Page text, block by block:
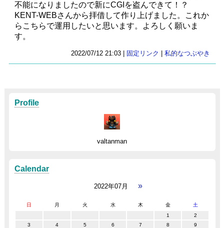
不能になりましたので新にCGIを盗んできて！？
KENT-WEBさんから拝借して作り上げました。これか
らこちらで運用したいと思います。よろしく願いま
す。
2022/07/12 21:03 | 固定リンク | 私的なつぶやき
Profile
valtanman
Calendar
2022年07月 »
日 月 火 水 木 金
土
1
2
3
4 5 6 7 8
9